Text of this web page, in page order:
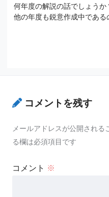
何年度の解説の話でしょうか
他の年度も鋭意作成中であ
コメントを残す
メールアドレスが公開される
る欄は必須項目です
コメント ※